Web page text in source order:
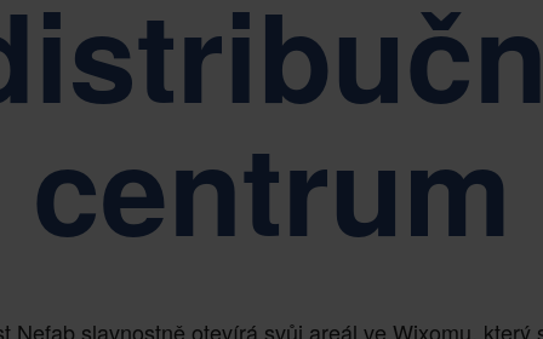
centrum
Nefab slavnostně otevírá svůj areál ve Wixomu, který